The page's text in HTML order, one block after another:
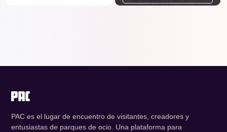
PAC es el lugar de encuentro de visitantes, creadores y
entusiastas de parques de ocio. Una plataforma para